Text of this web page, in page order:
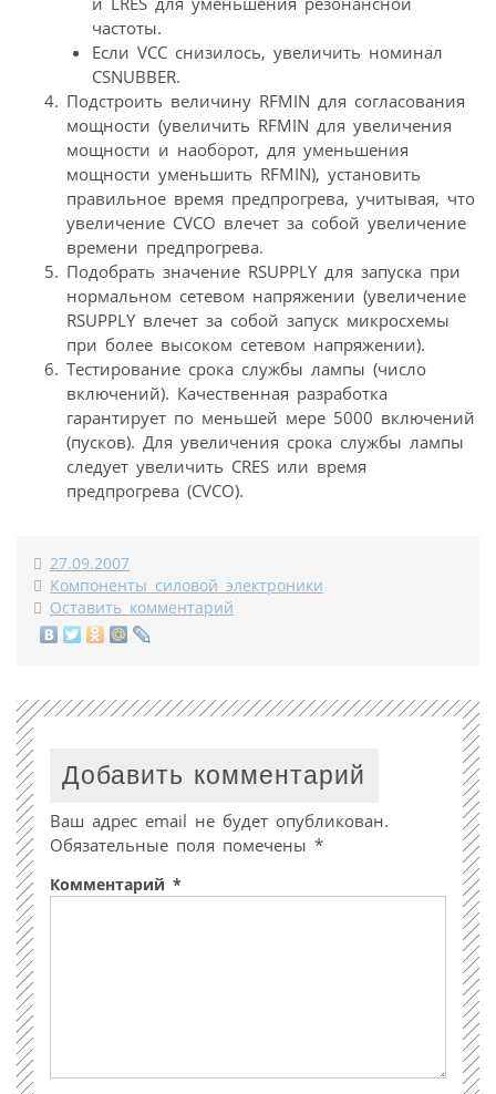
частоты.
Если VCC снизилось, увеличить номинал
CSNUBBER.
Подстроить величину RFMIN для согласования
мощности (увеличить RFMIN для увеличения
мощности и наоборот, для уменьшения
мощности уменьшить RFMIN), установить
правильное время предпрогрева, учитывая, что
увеличение CVCO влечет за собой увеличение
времени предпрогрева.
Подобрать значение RSUPPLY для запуска при
нормальном сетевом напряжении (увеличение
RSUPPLY влечет за собой запуск микросхемы
при более высоком сетевом напряжении).
Тестирование срока службы лампы (число
включений). Качественная разработка
гарантирует по меньшей мере 5000 включений
(пусков). Для увеличения срока службы лампы
следует увеличить CRES или время
предпрогрева (CVCO).
27.09.2007
Компоненты силовой электроники
Оставить комментарий
Добавить комментарий
Ваш адрес email не будет опубликован.
Обязательные поля помечены *
Комментарий *